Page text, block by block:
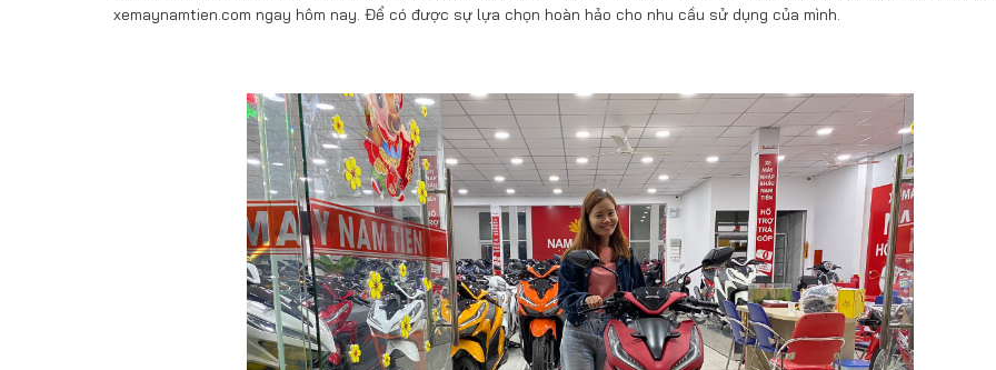
xemaynamtien.com ngay hôm nay. Để có được sự lựa chọn hoàn hảo cho nhu cầu sử dụng của mình.